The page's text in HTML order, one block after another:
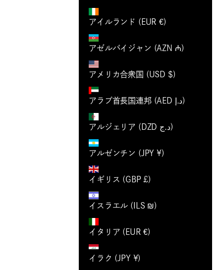
アイルランド (EUR €)
アゼルバイジャン (AZN ₼)
アメリカ合衆国 (USD $)
アラブ首長国連邦 (AED د.إ)
アルジェリア (DZD د.ج)
アルゼンチン (JPY ¥)
イギリス (GBP £)
イスラエル (ILS ₪)
イタリア (EUR €)
イラク (JPY ¥)